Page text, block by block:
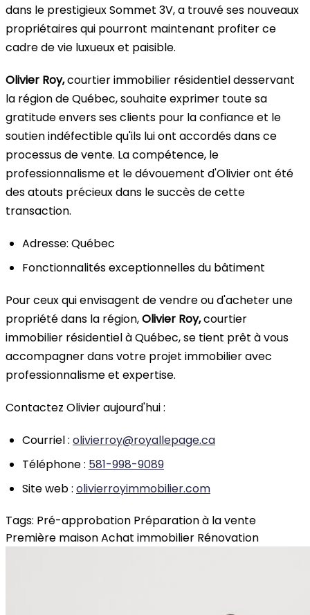
dans le prestigieux Sommet 3V, a trouvé ses nouveaux
propriétaires qui pourront maintenant profiter ce
cadre de vie luxueux et paisible.
Olivier Roy,courtier immobilier résidentiel desservant
la région de Québec, souhaite exprimer toute sa
gratitude envers ses clients pour la confiance et le
soutien indéfectible qu'ils lui ont accordés dans ce
processus de vente. La compétence, le
professionnalisme et le dévouement d'Olivier ont été
des atouts précieux dans le succès de cette
transaction.
Adresse: Québec
Fonctionnalités exceptionnelles du bâtiment
Pour ceux qui envisagent de vendre ou d'acheter une
propriété dans la région,Olivier Roy,courtier
immobilier résidentiel à Québec, se tient prêt à vous
accompagner dans votre projet immobilier avec
professionnalisme et expertise.
Contactez Olivier aujourd'hui :
Courriel : olivierroy@royallepage.ca
Téléphone : 581-998-9089
Site web : olivierroyimmobilier.com
Tags: Pré-approbation Préparation à la vente
Première maisonAchat immobilier Rénovation